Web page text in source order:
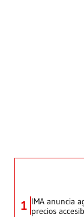
1 IMA anuncia
precios